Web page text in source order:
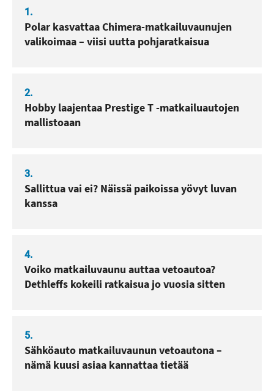
1.
Polar kasvattaa Chimera-matkailuvaunujen
valikoimaa – viisi uutta pohjaratkaisua
2.
Hobby laajentaa Prestige T -matkailuautojen
mallistoaan
3.
Sallittua vai ei? Näissä paikoissa yövyt luvan
kanssa
4.
Voiko matkailuvaunu auttaa vetoautoa?
Dethleffs kokeili ratkaisua jo vuosia sitten
5.
Sähköauto matkailuvaunun vetoautona –
nämä kuusi asiaa kannattaa tietää